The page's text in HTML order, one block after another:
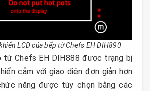
LCD của bếp từ Chefs EH DIH890
từ Chefs EH DIH888 được trạng bị
cảm với giao diện đơn giản hơn
năng được tùy chọn bằng các